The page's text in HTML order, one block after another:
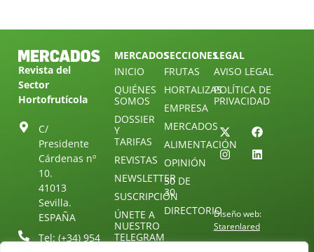
Revista del
Sector
Hortofrutícola
C/
Presidente
Cárdenas nº
10.
41013
Sevilla.
ESPAÑA
Tel: (+34) 954
MERCADOS
INICIO
QUIÉNES
SOMOS
DOSSIER
Y
TARIFAS
REVISTAS
NEWSLETTER
SUSCRIPCIÓN
ÚNETE A
NUESTRO
TELEGRAM
SECCIONES
FRUTAS
HORTALIZAS
EMPRESA
MERCADOS
ALIMENTACIÓN
OPINIÓN
30 DE
30
DIRECTORIO
LEGAL
AVISO LEGAL
POLÍTICA DE
PRIVACIDAD
Diseño web:
Starenlared